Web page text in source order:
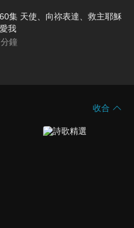
集 天使、向祢表達、救主耶穌
我
分鐘
收合